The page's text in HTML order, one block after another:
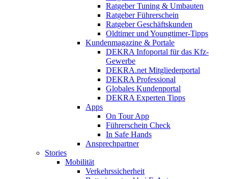
Ratgeber Tuning & Umbauten
Ratgeber Führerschein
Ratgeber Geschäftskunden
Oldtimer und Youngtimer-Tipps
Kundenmagazine & Portale
DEKRA Infoportal für das Kfz-
Gewerbe
DEKRA.net Mitgliederportal
DEKRA Professional
Globales Kundenportal
DEKRA Experten Tipps
Apps
On Tour App
Führerschein Check
In Safe Hands
Ansprechpartner
Stories
Mobilität
Verkehrssicherheit